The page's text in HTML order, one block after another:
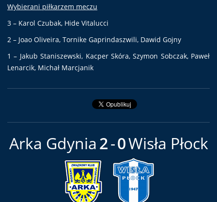
Wybierani piłkarzem meczu
3 – Karol Czubak, Hide Vitalucci
2 – Joao Oliveira, Tornike Gaprindaszwili, Dawid Gojny
1 – Jakub Staniszewski, Kacper Skóra, Szymon Sobczak, Paweł
Lenarcik, Michał Marcjanik
Arka Gdynia2 0Wisła Płock